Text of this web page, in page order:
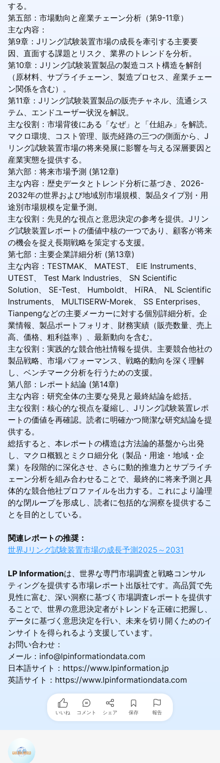
する。
第五部：市場動向と産業チェーン分析（第9-11章）
主な内容：
第9章：Jリング試験装置市場の成長を牽引する主要要
因、直面する課題とリスク、業界のトレンドを分析。
第10章：Jリング試験装置製品の製造コスト構造を解剖
（原材料、サプライチェーン、製造プロセス、産業チェー
ン関係を含む）。
第11章：Jリング試験装置製品の販売チャネル、流通シス
テム、エンドユーザー状況を解説。
主な役割：市場背後にある「なぜ」と「仕組み」を解読。
マクロ環境、コスト管理、販売経路の三つの側面から、J
リング試験装置市場の将来発展に影響を与える深層要因と
産業実態を提供する。
第六部：将来市場予測 (第12章)
主な内容：歴史データとトレンド分析に基づき、2026-
2032年の世界および地域別市場規模、製品タイプ別・用
途別市場規模を定量予測。
主な役割：先見的な視点と意思決定の参考を提供。Jリン
グ試験装置レポートの価値中核の一つであり、顧客が将来
の機会を捉え長期戦略を策定する支援。
第七部：主要企業詳細分析 (第13章)
主な内容：TESTMAK、 MATEST、 EIE Instruments、
UTEST、 Test Mark Industries、 SN Scientific
Solution、 SE-Test、 Humboldt、 HïRA、 NL Scientific
Instruments、 MULTISERW-Morek、 SS Enterprises、
Tianpengなどの主要メーカーに対する個別詳細分析。企
業情報、製品ポートフォリオ、財務実績（販売数量、売上
高、価格、粗利益率）、最新動向を含む。
主な役割：実践的な競合他社情報を提供。主要競合他社の
製品戦略、市場パフォーマンス、戦略的動向を深く理解
し、ベンチマーク分析を行うための支援。
第八部：レポート結論 (第14章)
主な内容：研究全体の主要な発見と最終結論を総括。
主な役割：核心的な視点を凝縮し、Jリング試験装置レポ
ートの価値を再確認。読者に明確かつ簡潔な研究結論を提
供する。
総括すると、本レポートの構造は方法論的基盤から出発
し、マクロ概観とミクロ細分化（製品・用途・地域・企
業）を段階的に深化させ、さらに動的推進力とサプライチ
ェーン分析を組み合わせることで、最終的に将来予測と具
体的な競合他社プロファイルを出力する。これにより論理
的な閉ループを形成し、読者に包括的な洞察を提供するこ
とを目的としている。
関連レポートの推奨：
世界Jリング試験装置市場の成長予測2025～2031
LP Informationは、世界な専門市場調査と戦略コンサル
ティングを提供する市場レポート出版社です。高品質で先
見性に富む、深い洞察に基づく市場調査レポートを提供す
ることで、世界の意思決定者がトレンドを正確に把握し、
データに基づく意思決定を行い、未来を切り開くためのイ
ンサイトを得られるよう支援しています。
お問い合わせ：
メール：info@lpinformationdata.com
日本語サイト：https://www.lpinformation.jp
英語サイト：https://www.lpinformationdata.com
いいね コメント シェア 保存 報告